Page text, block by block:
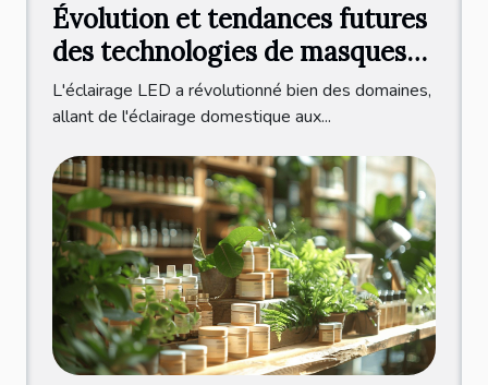
Évolution et tendances futures
des technologies de masques
LED
L'éclairage LED a révolutionné bien des domaines,
allant de l'éclairage domestique aux...